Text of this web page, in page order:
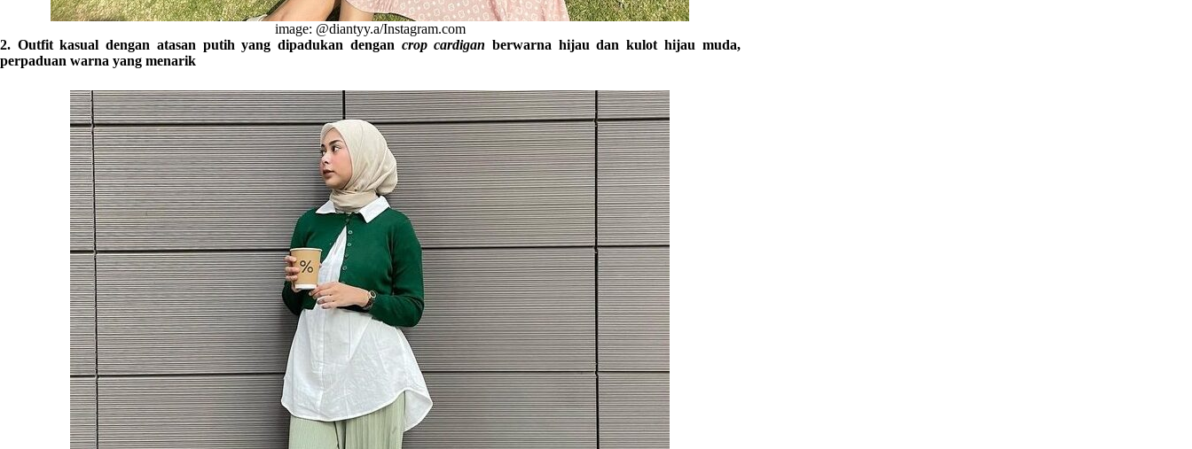
image: @diantyy.a/Instagram.com
2. Outfit kasual dengan atasan putih yang dipadukan dengan crop cardigan berwarna hijau dan kulot hijau muda,
perpaduan warna yang menarik